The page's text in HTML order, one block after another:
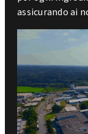
assicurando ai